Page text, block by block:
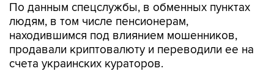
По данным спецслужбы, в обменных пунктах
людям, в том числе пенсионерам,
находившимся под влиянием мошенников,
продавали криптовалюту и переводили ее на
счета украинских кураторов.